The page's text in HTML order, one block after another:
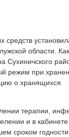
средств
области. Как
Сухиничского
режим при
о хранящихся
терапии,
и в кабинете
сроком